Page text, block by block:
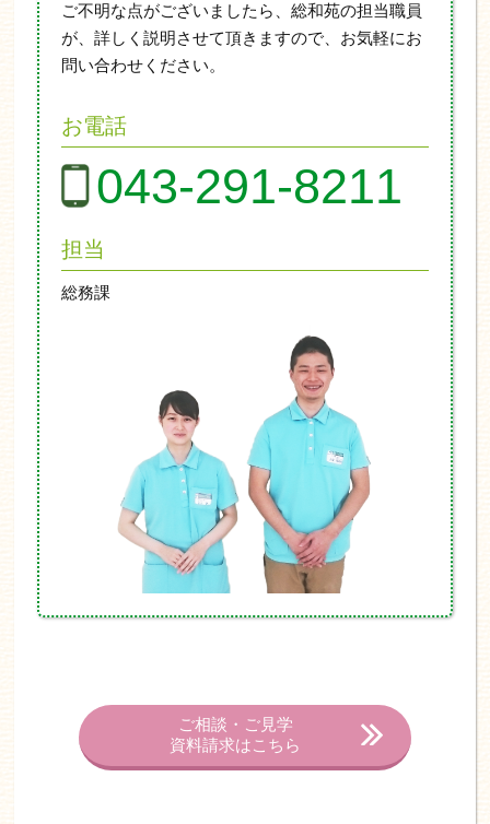
ご不明な点がございましたら、総和苑の担当職員
が、詳しく説明させて頂きますので、お気軽にお
問い合わせください。
お電話
043-291-8211
担当
総務課
ご相談・ご見学
資料請求はこちら